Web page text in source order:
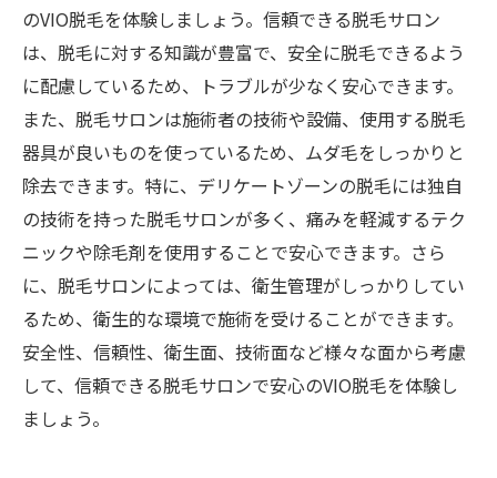
のVIO脱毛を体験しましょう。信頼できる脱毛サロン
は、脱毛に対する知識が豊富で、安全に脱毛できるよう
に配慮しているため、トラブルが少なく安心できます。
また、脱毛サロンは施術者の技術や設備、使用する脱毛
器具が良いものを使っているため、ムダ毛をしっかりと
除去できます。特に、デリケートゾーンの脱毛には独自
の技術を持った脱毛サロンが多く、痛みを軽減するテク
ニックや除毛剤を使用することで安心できます。さら
に、脱毛サロンによっては、衛生管理がしっかりしてい
るため、衛生的な環境で施術を受けることができます。
安全性、信頼性、衛生面、技術面など様々な面から考慮
して、信頼できる脱毛サロンで安心のVIO脱毛を体験し
ましょう。